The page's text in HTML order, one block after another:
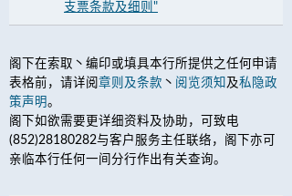
支票条款及细则"
阁下在索取丶编印或填具本行所提供之任何申请
表格前，请详阅 章则及条款 丶 阅览须知 及私隐政
策声明。
阁下如欲需要更详细资料及协助，可致电
(852)28180282与客户服务主任联络，阁下亦可
亲临本行任何一间分行作出有关查询。